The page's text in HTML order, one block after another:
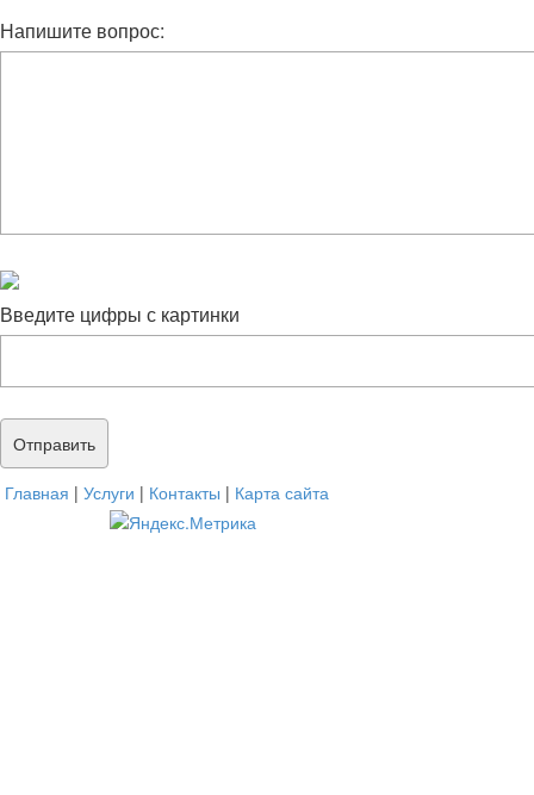
Напишите вопрос:
Введите цифры с картинки
Главная | Услуги | Контакты | Карта сайта